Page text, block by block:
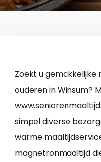
Zoekt u gemakkelijke
ouderen in Winsum?
simpel diverse
warme
magnetronmaaltijd